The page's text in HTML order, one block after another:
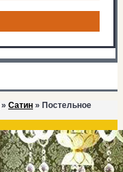
» Сатин » Постельное